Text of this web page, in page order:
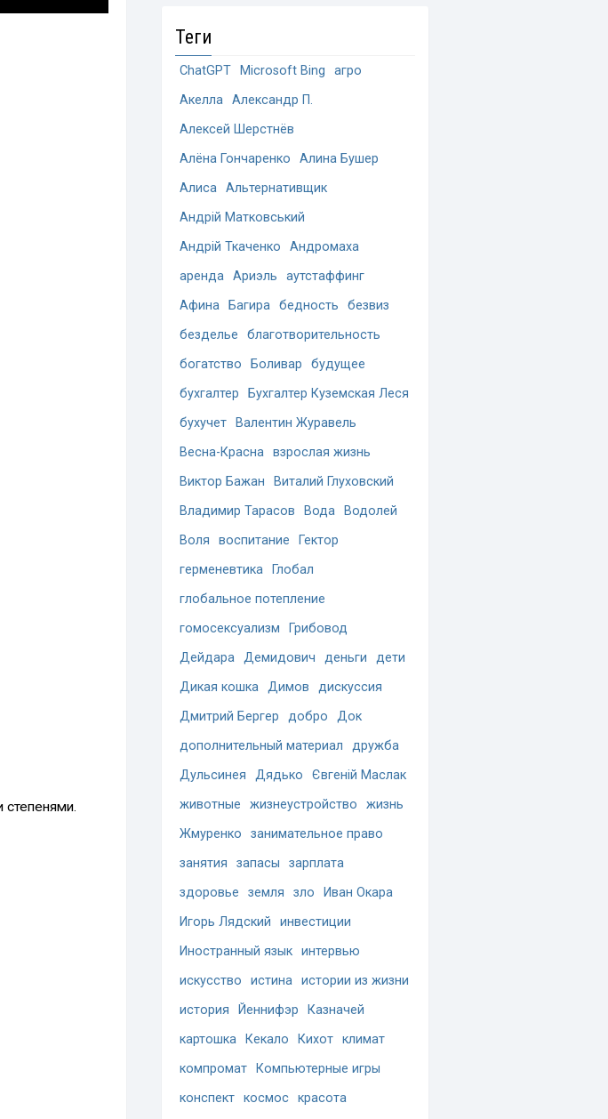
Теги
ChatGPT Microsoft Bing
агро
Акелла Александр П.
Алексей Шерстнёв
Алёна Гончаренко
Алина Бушер
Алиса Альтернативщик
Андрій Матковський
Андрій Ткаченко
Андромаха
аренда Ариэль
аутстаффинг
Афина
Багира бедность
безвиз
безделье
благотворительность
богатство
Боливар
будущее
бухгалтер
Бухгалтер Куземская Леся
бухучет
Валентин Журавель
Весна-Красна взрослая жизнь
Виктор Бажан
Виталий Глуховский
Владимир Тарасов
Вода
Водолей
Воля
воспитание
Гектор
герменевтика
Глобал
глобальное потепление
гомосексуализм
Грибовод
Дейдара Демидович деньги
дети
Дикая кошка Димов
дискуссия
Дмитрий Бергер
добро
Док
дополнительный материал
дружба
Дульсинея
Дядько
Євгеній Маслак
животные
жизнеустройство
жизнь
Жмуренко
занимательное право
занятия
запасы
зарплата
здоровье
земля зло
Иван Окара
Игорь Лядский
инвестиции
Иностранный язык интервью
искусство
истина истории из жизни
история
Йеннифэр
Казначей
картошка
Кекало Кихот климат
компромат
Компьютерные игры
конспект космос красота